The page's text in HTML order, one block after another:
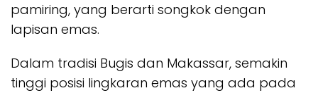
pamiring, yang berarti songkok dengan
lapisan emas.
Dalam tradisi Bugis dan Makassar, semakin
tinggi posisi lingkaran emas yang ada pada